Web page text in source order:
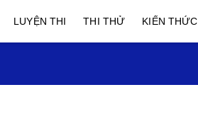
LUYỆN THI THI THỬ KIẾN THỨC